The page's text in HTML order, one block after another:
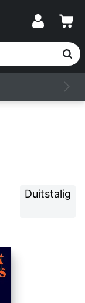
Duitstalig